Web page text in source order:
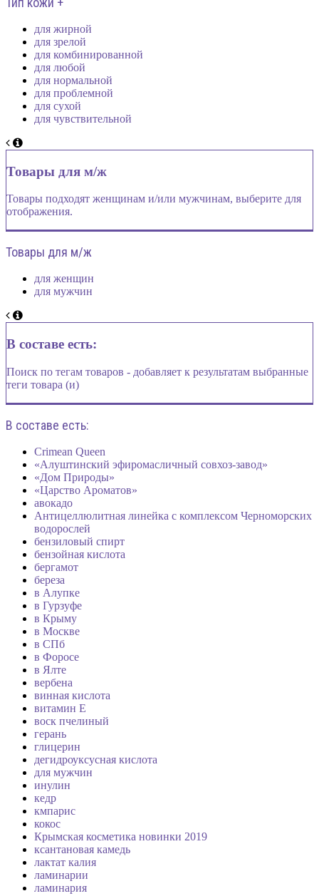
для жирной
для зрелой
для комбинированной
для любой
для нормальной
для проблемной
для сухой
для чувствительной
Товары для м/ж
Товары подходят женщинам и/или мужчинам, выберите для
отображения.
Товары для м/ж
для женщин
для мужчин
В составе есть:
Поиск по тегам товаров - добавляет к результатам выбранные
теги товара (и)
В составе есть:
Crimean Queen
«Алуштинский эфиромасличный совхоз-завод»
«Дом Природы»
«Царство Ароматов»
авокадо
Антицеллюлитная линейка с комплексом Черноморских
водорослей
бензиловый спирт
бензойная кислота
бергамот
береза
в Алупке
в Гурзуфе
в Крыму
в Москве
в СПб
в Форосе
в Ялте
вербена
винная кислота
витамин Е
воск пчелиный
герань
глицерин
дегидроуксусная кислота
для мужчин
инулин
кедр
кмпарис
кокос
Крымская косметика новинки 2019
ксантановая камедь
лактат калия
ламинарии
ламинария